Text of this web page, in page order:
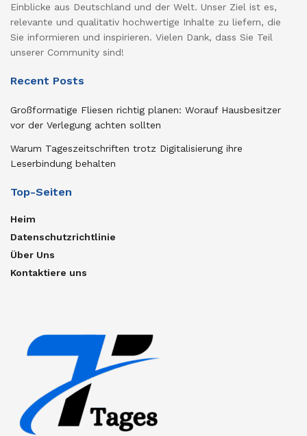
Einblicke aus Deutschland und der Welt. Unser Ziel ist es,
relevante und qualitativ hochwertige Inhalte zu liefern, die
Sie informieren und inspirieren. Vielen Dank, dass Sie Teil
unserer Community sind!
Recent Posts
Großformatige Fliesen richtig planen: Worauf Hausbesitzer
vor der Verlegung achten sollten
Warum Tageszeitschriften trotz Digitalisierung ihre
Leserbindung behalten
Top-Seiten
Heim
Datenschutzrichtlinie
Über Uns
Kontaktiere uns